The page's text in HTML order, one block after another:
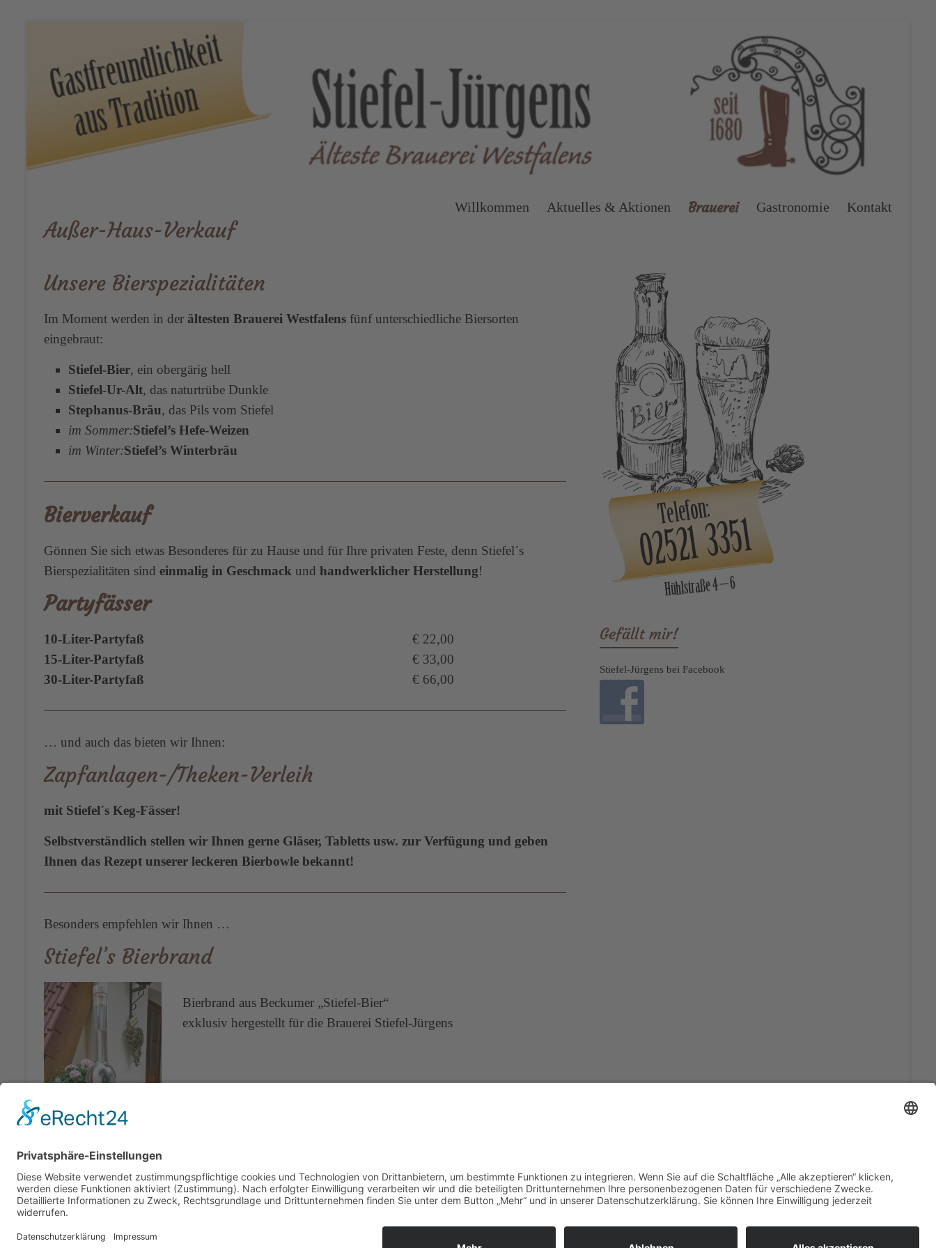
Willkommen Aktuelles & Aktionen Brauerei Gastronomie Kontakt
Außer-Haus-Verkauf
Unsere Bierspezialitäten
Im Moment werden in der ältesten Brauerei Westfalens fünf unterschiedliche Biersorten
eingebraut:
Stiefel-Bier, ein obergärig hell
Stiefel-Ur-Alt, das naturtrübe Dunkle
Stephanus-Bräu, das Pils vom Stiefel
im Sommer:Stiefel’s Hefe-Weizen
im Winter:Stiefel’s Winterbräu
Bierverkauf
Gönnen Sie sich etwas Besonderes für zu Hause und für Ihre privaten Feste, denn Stiefel´s
Bierspezialitäten sind einmalig in Geschmack und handwerklicher Herstellung!
Partyfässer
10-Liter-Partyfaß
€ 22,00
15-Liter-Partyfaß
€ 33,00
30-Liter-Partyfaß
€ 66,00
… und auch das bieten wir Ihnen:
Zapfanlagen-/Theken-Verleih
mit Stiefel´s Keg-Fässer!
Selbstverständlich stellen wir Ihnen gerne Gläser, Tabletts usw. zur Verfügung und geben
Ihnen das Rezept unserer leckeren Bierbowle bekannt!
Besonders empfehlen wir Ihnen …
Stiefel’s Bierbrand
Bierbrand aus Beckumer „Stiefel-Bier“
exklusiv hergestellt für die Brauerei Stiefel-Jürgens
Gefällt mir!
Stiefel-Jürgens bei Facebook